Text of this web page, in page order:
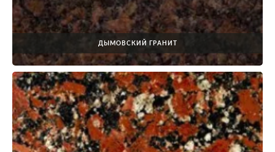
ДЫМОВСКИЙ ГРАНИТ